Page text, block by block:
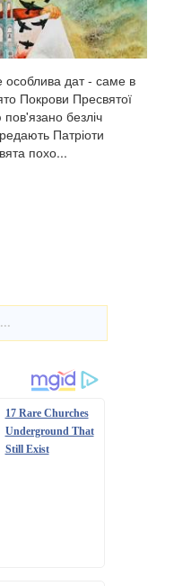
особлива дат - саме в
Покрови Пресвятої
безліч
Патріоти
похо...
17 Rare Churches
Underground That
Still Exist